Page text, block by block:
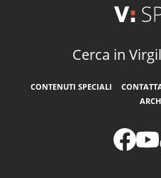
Cerca in
CONTENUTI SPECIALI